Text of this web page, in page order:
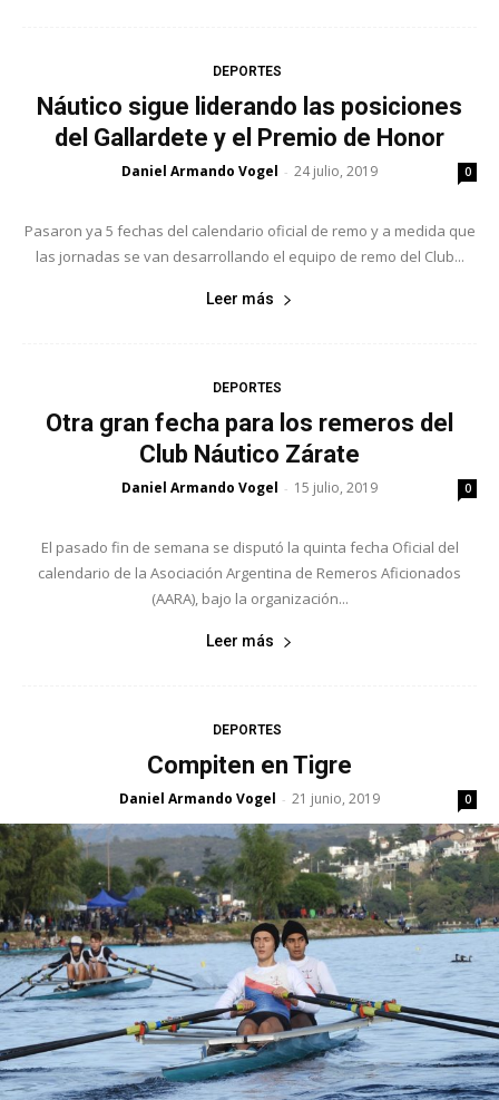
DEPORTES
Náutico sigue liderando las posiciones
del Gallardete y el Premio de Honor
Daniel Armando Vogel - 24 julio, 2019 0
Pasaron ya 5 fechas del calendario oficial de remo y a medida que
las jornadas se van desarrollando el equipo de remo del Club...
Leer más
DEPORTES
Otra gran fecha para los remeros del
Club Náutico Zárate
Daniel Armando Vogel - 15 julio, 2019 0
El pasado fin de semana se disputó la quinta fecha Oficial del
calendario de la Asociación Argentina de Remeros Aficionados
(AARA), bajo la organización...
Leer más
DEPORTES
Compiten en Tigre
Daniel Armando Vogel - 21 junio, 2019 0